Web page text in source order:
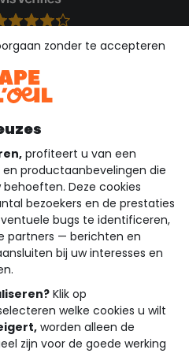
applicatie
applicatie
profiteert u van een
productaanbevelingen die
Deze cookies
bezoekers en de prestaties
bugs te identificeren,
partners — berichten en
bij uw interesses en
Klik op
welke cookies u wilt
worden alleen de
zijn voor de goede werking
zonder te accepteren